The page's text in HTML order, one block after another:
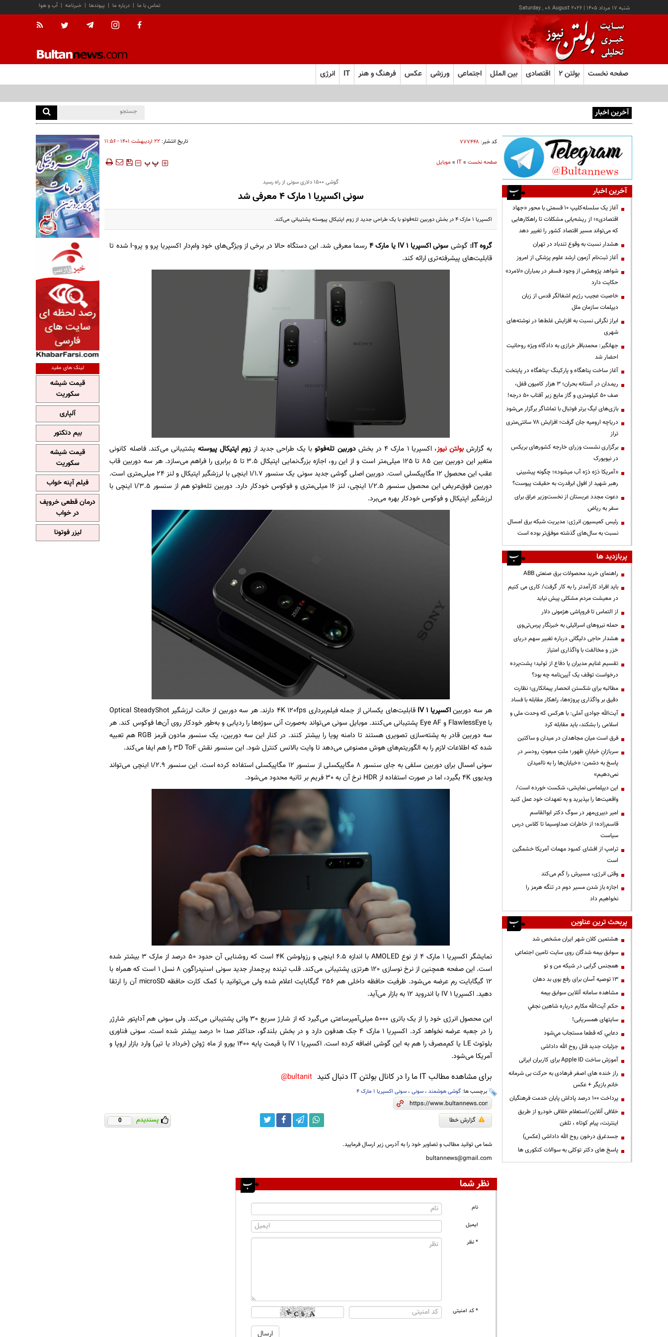
شنبه ۱۷ مرداد ۱۴۰۵ |
Saturday , 08 August 2026 آب و هوا | خبرنامه | پیوندها | درباره ما | تماس با ما
صفحه نخست بولتن ۲ اقتصادی بین الملل اجتماعی ورزشی عکس فرهنگ و هنر IT انرژی
آخرین اخبار
کد خبر: ۷۷۷۴۴۸ تاریخ انتشار: ۲۲ ارديبهشت ۱۴۰۱ - ۱۱:۵۶
صفحه نخست»
IT
» موبایل ‍‍‍ پ پ
گوشی 1500 دلاری سونی از راه رسید
سونی اکسپریا ۱ مارک ۴ معرفی شد
اکسپریا 1 مارک 4 در بخش دوربین تله‌فوتو با یک طراحی جدید از زوم اپتیکال پیوسته پشتیبانی می‌کند.
گروه IT: گوشی سونی اکسپریا 1 IV یا مارک 4
رسما معرفی شد. این دستگاه حالا در برخی از ویژگی‌های خود وام‌دار اکسپریا پرو و پرو-I شده تا
قابلیت‌های پیشرفته‌تری ارائه کند.
به گزارش بولتن نیوز، اکسپریا 1 مارک 4 در بخش دوربین تله‌فوتوبا یک طراحی جدید از زوم اپتیکال پیوستهپشتیبانی می‌کند. فاصله کانونی
متغیر این دوربین بین 85 تا 125 میلی‌متر است و از این رو، اجازه بزرگ‌نمایی اپتیکال 3.5 تا 5 برابری را فراهم می‌سازد. هر سه دوربین قاب
عقب این محصول 12 مگاپیکسلی است. دوربین اصلی گوشی جدید سونی یک سنسور 1/1.7 اینچی با لرزشگیر اپتیکال و لنز 24 میلی‌متری است.
دوربین فوق‌عریض این محصول سنسور 1/2.5 اینچی، لنز 16 میلی‌متری و فوکوس خودکار دارد. دوربین تله‌فوتو هم از سنسور 1/3.5 اینچی با
لرزشگیر اپتیکال و فوکوس خودکار بهره می‌برد.
هر سه دوربیناکسپریا 1 IV
قابلیت‌های یکسانی از جمله فیلم‌برداری 4K 120fps دارند. هر سه دوربین از حالت لرزشگیر Optical SteadyShot
با FlawlessEye و Eye AF پشتیبانی می‌کنند. موبایل سونی می‌تواند به‌صورت آنی سوژه‌ها را ردیابی و به‌طور خودکار روی آن‌ها فوکوس کند. هر
سه دوربین قادر به پشته‌سازی تصویری هستند تا دامنه پویا را بیشتر کنند. در کنار این سه دوربین، یک سنسور مادون قرمز RGB هم تعبیه
شده که اطلاعات لازم را به الگوریتم‌های هوش مصنوعی می‌دهد تا وایت بالانس کنترل شود. این سنسور نقش 3D ToF را هم ایفا می‌کند.
سونی امسال برای دوربین سلفی به جای سنسور 8 مگاپیکسلی از سنسور 12 مگاپیکسلی استفاده کرده است. این سنسور 1/2.9 اینچی می‌تواند
ویدیوی 4K بگیرد، اما در صورت استفاده از HDR نرخ آن به 30 فریم بر ثانیه محدود می‌شود.
نمایشگر اکسپریا 1 مارک 4 از نوع AMOLED با اندازه 6.5 اینچی و رزولوشن 4K است که روشنایی آن حدود 50 درصد از مارک 3 بیشتر شده
است. این صفحه همچنین از نرخ نوسازی 120 هرتزی پشتیبانی می‌کند. قلب تپنده پرچمدار جدید سونی اسنپدراگون 8 نسل 1 است که همراه با
12 گیگابایت رم عرضه می‌شود. ظرفیت حافظه داخلی هم 256 گیگابایت اعلام شده ولی می‌توانید با کمک کارت حافظه microSD آن را ارتقا
دهید. اکسپریا 1 IV با اندروید 12 به بازار می‌آید.
این محصول انرژی خود را از یک باتری 5000 میلی‌آمپرساعتی می‌گیرد که از شارژ سریع 30 واتی پشتیبانی می‌کند. ولی سونی هم آداپتور شارژر
را در جعبه عرضه نخواهد کرد. اکسپریا 1 مارک 4 جک هدفون دارد و در بخش بلندگو، حداکثر صدا 10 درصد بیشتر شده است. سونی فناوری
بلوتوث LE یا کم‌مصرف را هم به این گوشی اضافه کرده است. اکسپریا 1 IV با قیمت پایه 1400 یورو از ماه ژوئن (خرداد یا تیر) وارد بازار اروپا و
آمریکا می‌شود.
برای مشاهده مطالب IT ما را در کانال بولتن IT دنبال کنید bultanit@
برچسب ها: گوشی هوشمند، سونی، سونی اکسپریا 1 مارک 4
گزارش خطا پسندیدم 0
شما می توانید مطالب و تصاویر خود را به آدرس زیر ارسال فرمایید.
bultannews@gmail.com
نظر شما
نام
ایمیل
* نظر
* کد امنیتی
آخرین اخبار
آغاز یک سلسله‌کلیپ ۱۰ قسمتی با محور «جهاد
اقتصادی»؛ از ریشه‌یابی مشکلات تا راهکارهایی
که می‌تواند مسیر اقتصاد کشور را تغییر دهد
هشدار نسبت به وقوع تندباد در تهران
آغاز ثبت‌نام آزمون ارشد علوم پزشکی از امروز
شواهد پژوهشی از وجود فسفر در بمباران «لامرد»
حکایت دارد
خاصیت عجیب رژیم اشغالگر قدس از زبان
دیپلمات سازمان ملل
ابراز نگرانی نسبت به افزایش غلط‌ها در نوشته‌های
شهری
جهانگیر: محمدباقر خرازی به دادگاه ویژه روحانیت
احضار شد
آغاز ساخت پناهگاه و پارکینگ -پناهگاه در پایتخت
ریمـدان در آستانه بحران؛ ۳ هزار کامیون قفل،
صف ۵۰ کیلومتری و گاز مایع زیر آفتاب ۵۰ درجه!
بازی‌های لیگ برتر فوتبال با تماشاگر برگزار می‌شود
دریاچه ارومیه جان گرفت؛ افزایش ۷۸ سانتی‌متری
تراز
برگزاری نشست وزرای خارجه کشورهای بریکس
در نیویورک
«آمریکا ذرّه ذرّه آب میشود»؛ چگونه پیشبینی
رهبر شهید از افول ابرقدرت به حقیقت پیوست؟
دعوت مجدد عربستان از نخست‌وزیر عراق برای
سفر به ریاض
رئیس کمیسیون انرژی: مدیریت شبکه برق امسال
نسبت به سال‌های گذشته موفق‌تر بوده است
پربازدید ها
راهنمای خرید محصولات برق صنعتی ABB
باید افراد کارآمدتر را به کار گرفت/ کاری می کنیم
در معیشت مردم مشکلی پیش نیاید
از التماس تا فروپاشی هژمونی دلار
حمله نیروهای اسرائیلی به خبرنگار پرس‌تی‌وی
هشدار حاجی دلیگانی درباره تغییر سهم دریای
خزر و مخالفت با واگذاری امتیاز
تقسیم غنایم مدیران یا دفاع از تولید؛ پشت‌پرده
درخواست توقف یک آیین‌نامه چه بود؟
مطالبه برای شکستن انحصار پیمانکاری؛ نظارت
دقیق بر واگذاری پروژه‌ها، راهکار مقابله با فساد
آیت‌الله جوادی آملی: با هرکس که وحدت ملی و
اسلامی را بشکند، باید مقابله کرد
فرق است میان مجاهدان در میدان و ساکتین
سربازانِ خیابانِ ظهور؛ ملتِ مبعوثِ رودسر در
پاسخ به دشمن: «خیابان‌ها را به ناامیدان
نمی‌دهیم»
این دیپلماسی نمایشی، شکست خورده است/
واقعیت‌ها را بپذیرید و به تعهدات خود عمل کنید
امیر دبیری‌مهر در سوگ دکتر ابوالقاسم
قاسم‌زاده؛ از خاطرات صداوسیما تا کلاس درس
سیاست
ترامپ از افشای کمبود مهمات آمریکا خشمگین
است
وقتی انرژی، مسیرش را گم می‌کند
اجازه باز شدن مسیر دوم در تنگه هرمز را
نخواهیم داد
پربحث ترین عناوین
هشتمین کلان شهر ایران مشخص شد
سوابق بیمه شدگان روی سایت تامین اجتماعی
همجنس گرایی در شبکه من و تو
13 توصیه آسان برای رفع بوی بد دهان
مشاهده سامانه آنلاين سوابق بیمه
حكم آيت‌الله مكارم درباره شاهين نجفي
سایتهای همسریابی!
دعايي كه قطعا مستجاب مي‌شود
جزئیات جدید قتل روح الله داداشی
آموزش ساخت Apple ID برای کاربران ایرانی
راز خنده های اصغر فرهادی به حرکت بی شرمانه
خانم بازیگر + عکس
پرداخت ۱۰۰ درصد پاداش پایان خدمت فرهنگیان
خلافی آنلاین/استعلام خلافی خودرو از طریق
اینترنت، پیام کوتاه ، تلفن
جسدغرق درخون روح الله داداشی (عکس)
پاسخ های دکتر توکلی به سوالات کنکوری ها
لینک های مفید
قیمت شیشه
سکوریت
آلپاری
بیم دتکتور
قیمت شیشه
سکوریت
فیلم آپنه خواب
درمان قطعی خروپف
در خواب
لیزر فوتونا